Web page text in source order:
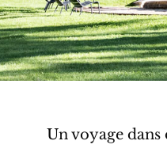
Un voyage dans